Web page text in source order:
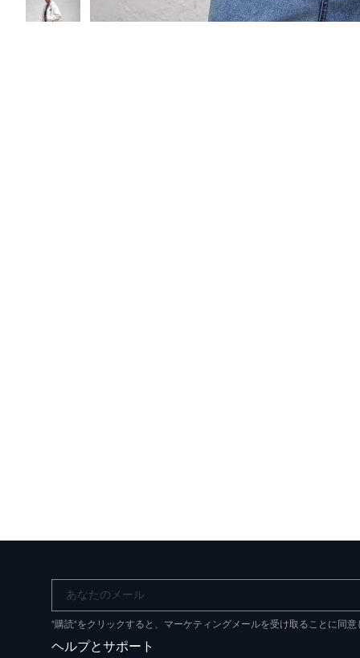
あなたのメール
"購読"をクリックすると、マーケティングメールを受け取ることに同
ヘルプとサポート